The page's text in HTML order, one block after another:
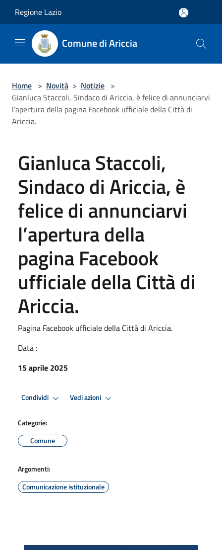
Regione Lazio
Comune di Ariccia
Home > Novità > Notizie >
Gianluca Staccoli, Sindaco di Ariccia, è felice di annunciarvi
l’apertura della pagina Facebook ufficiale della Città di
Ariccia.
Gianluca Staccoli,
Sindaco di Ariccia, è
felice di annunciarvi
l’apertura della
pagina Facebook
ufficiale della Città di
Ariccia.
Pagina Facebook ufficiale della Città di Ariccia.
Data :
15 aprile 2025
Condividi Vedi azioni
Categorie:
Comune
Argomenti:
Comunicazione istituzionale